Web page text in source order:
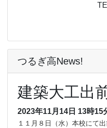
TEL 0883-
つるぎ高News!
建築大工出
2023年11月14日 13時15
１１月８日（水）本校にて